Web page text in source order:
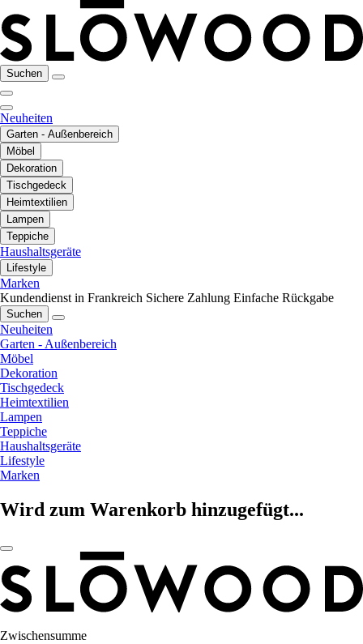
Suchen
Neuheiten
Garten - Außenbereich
Möbel
Dekoration
Tischgedeck
Heimtextilien
Lampen
Teppiche
Haushaltsgeräte
Lifestyle
Marken
Kundendienst in Frankreich Sichere Zahlung Einfache Rückgabe
Suchen
Neuheiten
Garten - Außenbereich
Möbel
Dekoration
Tischgedeck
Heimtextilien
Lampen
Teppiche
Haushaltsgeräte
Lifestyle
Marken
Wird zum Warenkorb hinzugefügt...
Zwischensumme